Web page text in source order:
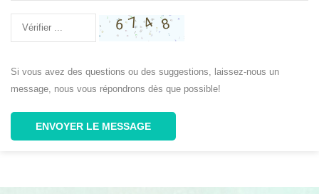
Si vous avez des questions ou des suggestions, laissez-nous un
message, nous vous répondrons dès que possible!
ENVOYER LE MESSAGE